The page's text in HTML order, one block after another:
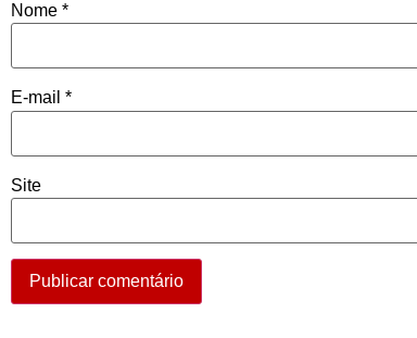
Nome *
E-mail *
Site